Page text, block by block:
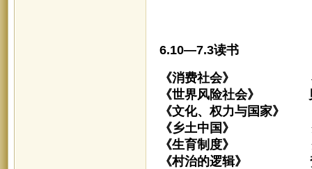
6.10—7.3读书
《消费社会》
《世界风险社会》
《文化、权力与国家》
《乡土中国》
《生育制度》
《村治的逻辑》